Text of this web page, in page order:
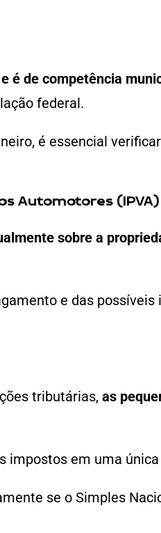
é de competência
federal.
é essencial
Automotores (IPVA)
sobre a
e das
tributárias, as
impostos em uma
se o Simples